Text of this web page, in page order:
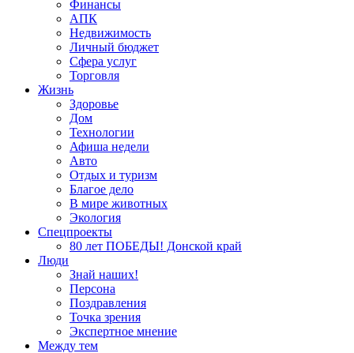
Финансы
АПК
Недвижимость
Личный бюджет
Сфера услуг
Торговля
Жизнь
Здоровье
Дом
Технологии
Афиша недели
Авто
Отдых и туризм
Благое дело
В мире животных
Экология
Спецпроекты
80 лет ПОБЕДЫ! Донской край
Люди
Знай наших!
Персона
Поздравления
Точка зрения
Экспертное мнение
Между тем